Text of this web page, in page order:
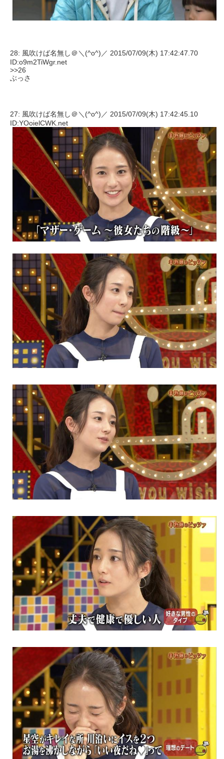
28: 風吹けば名無し＠＼(^o^)／ 2015/07/09(木) 17:42:47.70
ID:o9m2TiWgr.net
>>26
ぶっさ
27: 風吹けば名無し＠＼(^o^)／ 2015/07/09(木) 17:42:45.10
ID:YOoielCWK.net